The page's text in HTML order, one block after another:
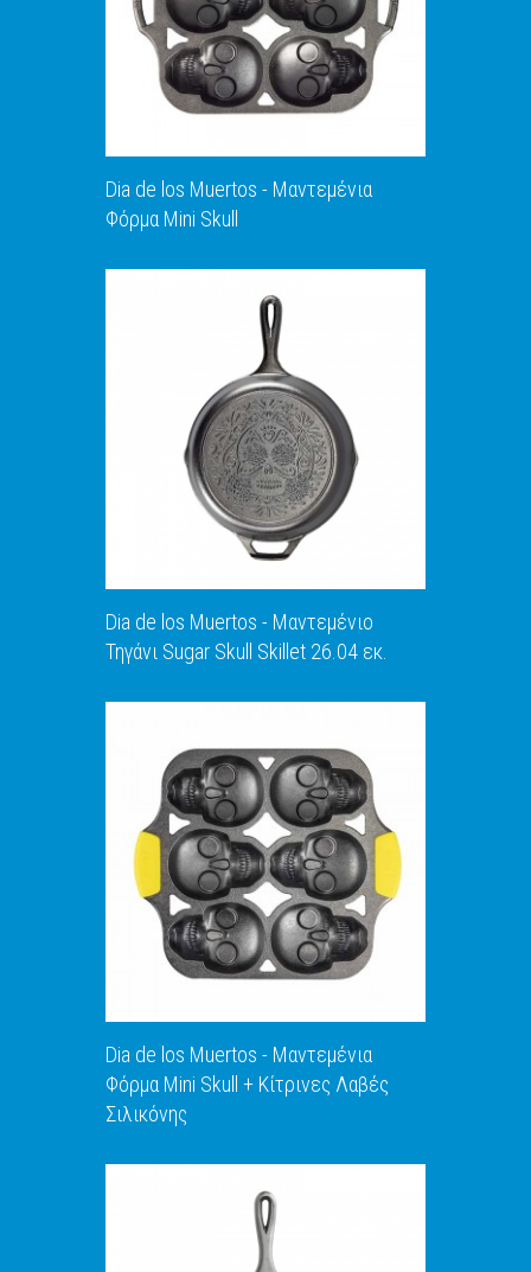
ΑΝΑΚΑΛΥΨΕ ΤΟ
Dia de los Muertos - Μαντεμένια
Φόρμα Mini Skull
ΑΝΑΚΑΛΥΨΕ ΤΟ
Dia de los Muertos - Μαντεμένιο
Τηγάνι Sugar Skull Skillet 26.04 εκ.
Dia de los Muertos - Μαντεμένια
Φόρμα Mini Skull + Κίτρινες Λαβές
Σιλικόνης